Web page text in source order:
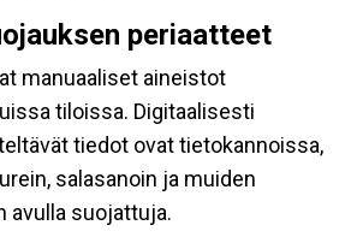
periaatteet
manuaaliset aineistot
tiloissa. Digitaalisesti
tiedot ovat tietokannoissa,
salasanoin ja muiden
avulla suojattuja.